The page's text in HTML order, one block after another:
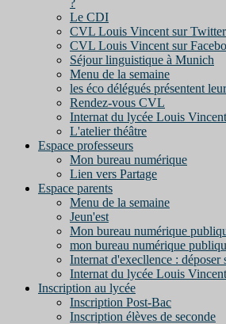
?
Le CDI
CVL Louis Vincent sur Twitter
CVL Louis Vincent sur
Séjour linguistique à Munich
Menu de la semaine
les éco délégués présentent
Rendez-vous CVL
Internat du lycée Louis Vincent
L'atelier théâtre
Espace professeurs
Mon bureau numérique
Lien vers Partage
Espace parents
Menu de la semaine
Jeun'est
Mon bureau numérique
mon bureau numérique
Internat d'execllence : déposer
Internat du lycée Louis Vincent
Inscription au lycée
Inscription Post-Bac
Inscription élèves de seconde